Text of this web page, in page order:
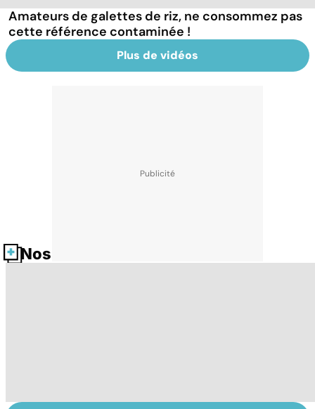
Amateurs de galettes de riz, ne consommez pas
cette référence contaminée !
Plus de vidéos
Nos fiches santé